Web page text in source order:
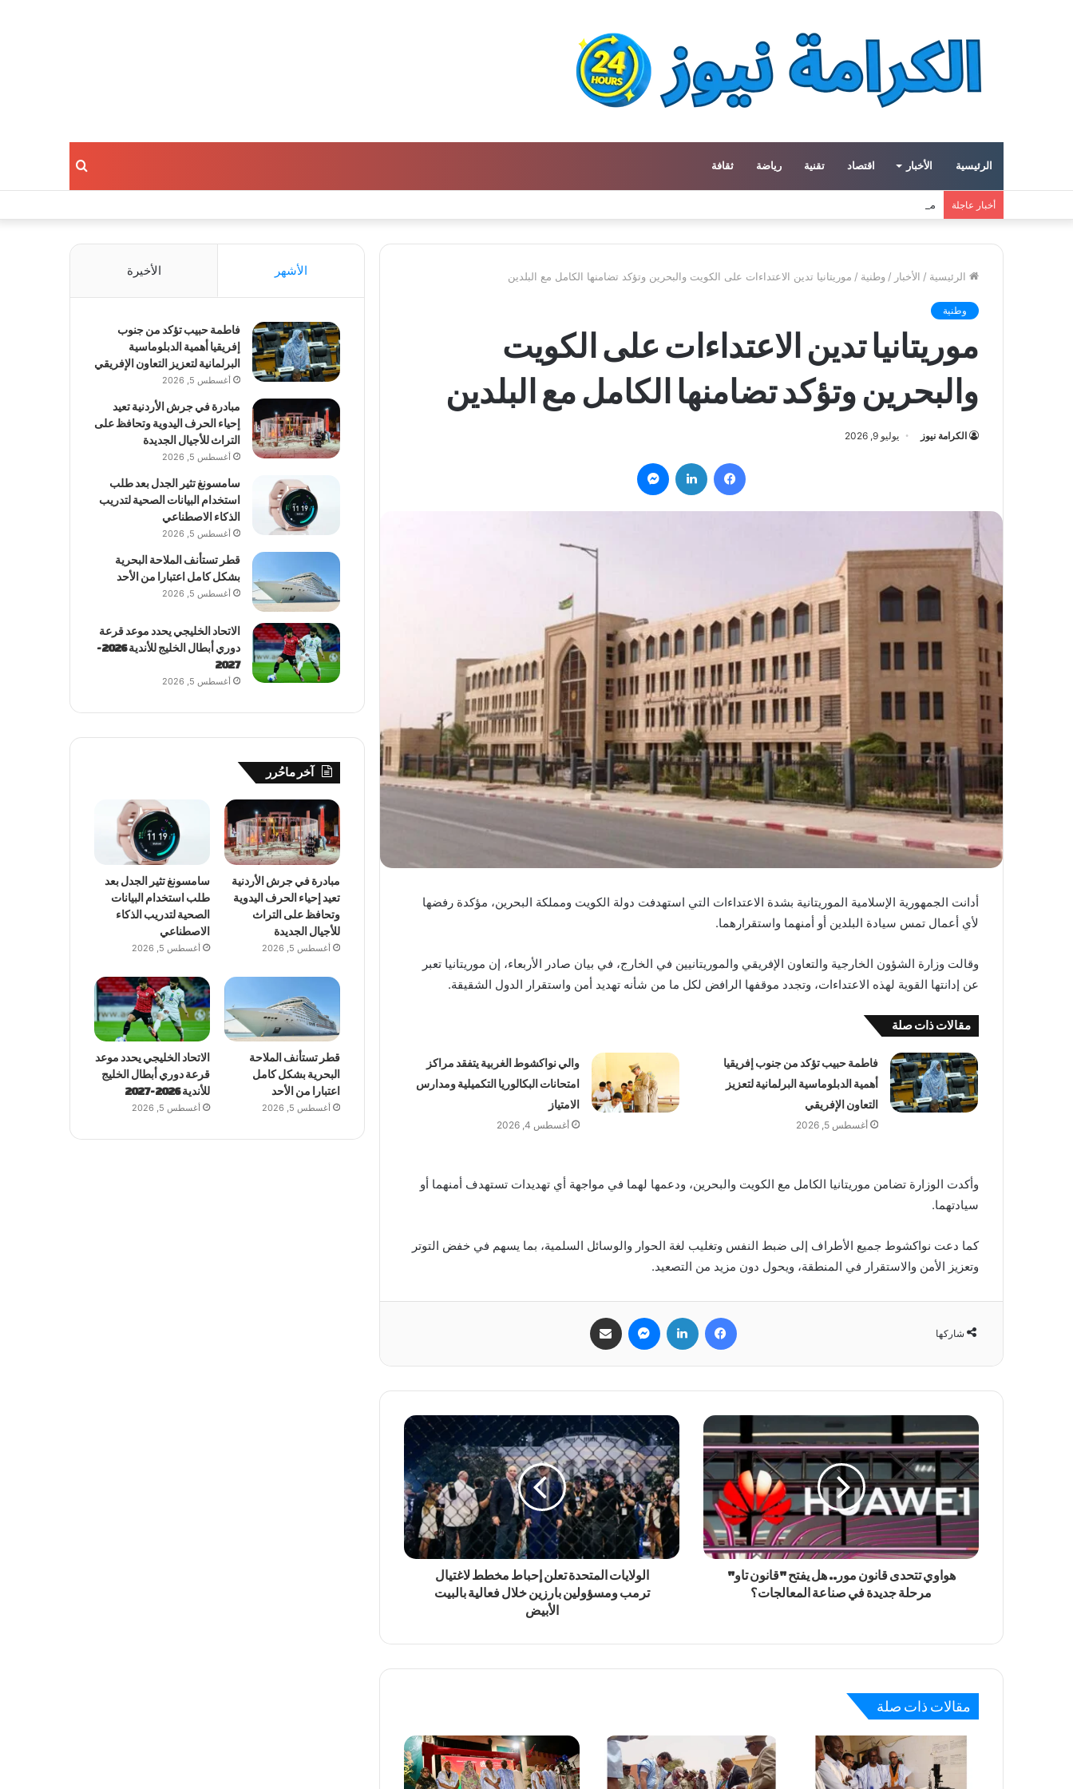
الرئيسية الأخبار اقتصاد تقنية رياضة ثقافة بحث
أخبار عاجلة مبادرة في جرش الأردنية تعيد إحياء الحرف اليدوية وتحافظ على التراث للأجيال الجديدة
الرئيسية / الأخبار / وطنية / موريتانيا تدين الاعتداءات على الكويت والبحرين وتؤكد تضامنها الكامل مع البلدين
وطنية
موريتانيا تدين الاعتداءات على الكويت
والبحرين وتؤكد تضامنها الكامل مع البلدين
الكرامة نيوز يوليو 9, 2026
فيسبوك لينكدإن
أدانت الجمهورية الإسلامية الموريتانية بشدة الاعتداءات التي استهدفت دولة الكويت ومملكة البحرين، مؤكدة رفضها
لأي أعمال تمس سيادة البلدين أو أمنهما واستقرارهما.
وقالت وزارة الشؤون الخارجية والتعاون الإفريقي والموريتانيين في الخارج، في بيان صادر الأربعاء، إن موريتانيا تعبر
عن إدانتها القوية لهذه الاعتداءات، وتجدد موقفها الرافض لكل ما من شأنه تهديد أمن واستقرار الدول الشقيقة.
مقالات ذات صلة
فاطمة حبيب تؤكد من جنوب إفريقيا
أهمية الدبلوماسية البرلمانية لتعزيز
التعاون الإفريقي
أغسطس 5, 2026
والي نواكشوط الغربية يتفقد مراكز
امتحانات البكالوريا التكميلية ومدارس
الامتياز
أغسطس 4, 2026
وأكدت الوزارة تضامن موريتانيا الكامل مع الكويت والبحرين، ودعمها لهما في مواجهة أي تهديدات تستهدف أمنهما أو
سيادتهما.
كما دعت نواكشوط جميع الأطراف إلى ضبط النفس وتغليب لغة الحوار والوسائل السلمية، بما يسهم في خفض التوتر
وتعزيز الأمن والاستقرار في المنطقة، ويحول دون مزيد من التصعيد.
شاركها
فيسبوك لينكدإن ماسنجر
هواوي تتحدى قانون مور.. هل يفتح "قانون تاو"
مرحلة جديدة في صناعة المعالجات؟
الولايات المتحدة تعلن إحباط مخطط لاغتيال
ترمب ومسؤولين بارزين خلال فعالية بالبيت
الأبيض
مقالات ذات صلة
الأشهر الأخيرة
فاطمة حبيب تؤكد من جنوب
إفريقيا أهمية الدبلوماسية
البرلمانية لتعزيز التعاون الإفريقي
أغسطس 5, 2026
مبادرة في جرش الأردنية تعيد
إحياء الحرف اليدوية وتحافظ على
التراث للأجيال الجديدة
أغسطس 5, 2026
سامسونغ تثير الجدل بعد طلب
استخدام البيانات الصحية لتدريب
الذكاء الاصطناعي
أغسطس 5, 2026
قطر تستأنف الملاحة البحرية
بشكل كامل اعتبارا من الأحد
أغسطس 5, 2026
الاتحاد الخليجي يحدد موعد قرعة
دوري أبطال الخليج للأندية 2026-
2027
أغسطس 5, 2026
آخر ماحُرر
مبادرة في جرش الأردنية
تعيد إحياء الحرف اليدوية
وتحافظ على التراث
للأجيال الجديدة
أغسطس 5, 2026
سامسونغ تثير الجدل بعد
طلب استخدام البيانات
الصحية لتدريب الذكاء
الاصطناعي
أغسطس 5, 2026
قطر تستأنف الملاحة
البحرية بشكل كامل
اعتبارا من الأحد
أغسطس 5, 2026
الاتحاد الخليجي يحدد موعد
قرعة دوري أبطال الخليج
للأندية 2026-2027
أغسطس 5, 2026